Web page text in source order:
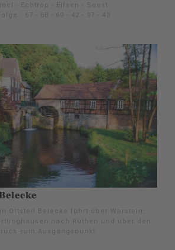
- Echtrop - Elfsen - Soest
: 67 - 68 - 69 - 42 - 97 - 43
Ortsteil Belecke führt über Warstein,
nach Rüthen und über den
zum Ausgangspunkt.